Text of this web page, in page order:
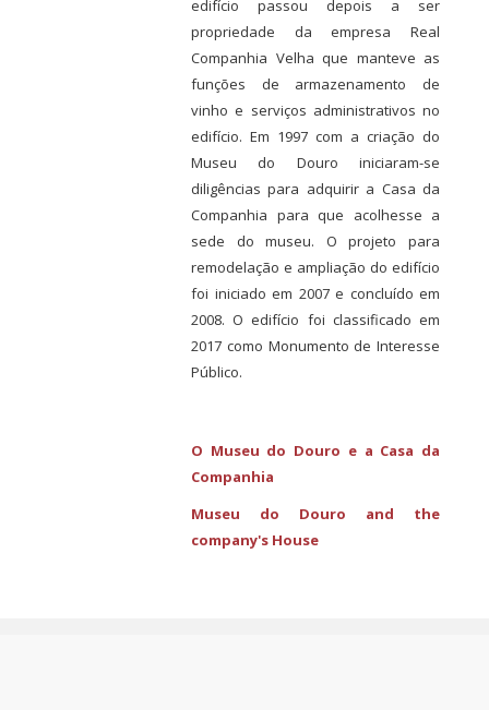
edifício passou depois a ser
propriedade da empresa Real
Companhia Velha que manteve as
funções de armazenamento de
vinho e serviços administrativos no
edifício. Em 1997 com a criação do
Museu do Douro iniciaram-se
diligências para adquirir a Casa da
Companhia para que acolhesse a
sede do museu. O projeto para
remodelação e ampliação do edifício
foi iniciado em 2007 e concluído em
2008. O edifício foi classificado em
2017 como Monumento de Interesse
Público.
O Museu do Douro e a Casa da
Companhia
Museu do Douro and the
company's House